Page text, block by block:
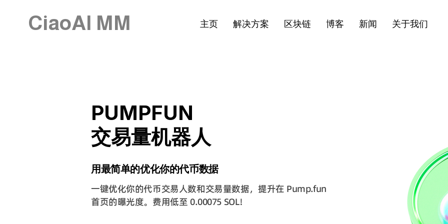
CiaoAI MM 主页 解决方案 区块链 博客 新闻 关于我们
PUMPFUN
交易量机器人
用最简单的优化你的代币数据
一键优化你的代币交易人数和交易量数据，提升在 Pump.fun
首页的曝光度。费用低至 0.00075 SOL！